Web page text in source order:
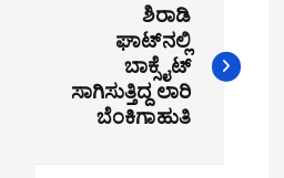
ಶಿರಾಡಿ
ಘಾಟ್‌ನಲ್ಲಿ
ಬಾಕ್ಸೈಟ್
ಸಾಗಿಸುತ್ತಿದ್ದ ಲಾರಿ
ಬೆಂಕಿಗಾಹುತಿ